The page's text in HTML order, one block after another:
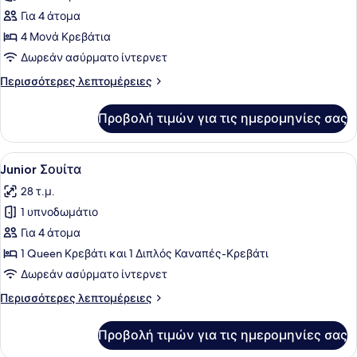
για
Family
Δωμάτιο
Για 4 άτομα
4 Μονά Κρεβάτια
Δωρεάν ασύρματο ίντερνετ
Περισσότερες λεπτομέρειες
Περισσότερες
Δωμάτιο
Προβολή τιμών για τις ημερομηνίες σας
Προβολή
όλων
των
φωτογραφιών
για
Junior
Σουίτα
Ένα μοντέρνο σαλόνι με έναν
7
Junior Σουίτα
28 τ.μ.
1 υπνοδωμάτιο
Για 4 άτομα
1 Queen Κρεβάτι και 1 Διπλός Καναπές-Κρεβάτι
Δωρεάν ασύρματο ίντερνετ
Περισσότερες λεπτομέρειες
Περισσότερες
Προβολή τιμών για τις ημερομηνίες σας